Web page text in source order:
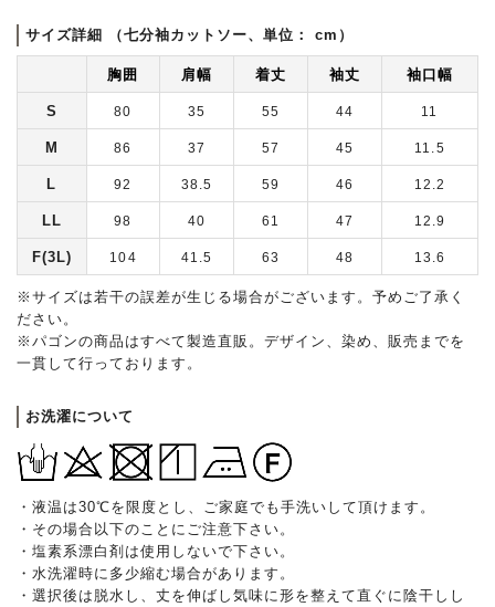
サイズ詳細 （七分袖カットソー、単位： cm）
胸囲 肩幅 着丈 袖丈 袖口幅
S 80 35 55 44 11
M 86 37 57 45 11.5
L 92 38.5 59 46 12.2
LL 98 40 61 47 12.9
F(3L) 104 41.5 63 48 13.6
※サイズは若干の誤差が生じる場合がございます。予めご了承く
ださい。
※パゴンの商品はすべて製造直販。デザイン、染め、販売までを
一貫して行っております。
お洗濯について
・液温は30℃を限度とし、ご家庭でも手洗いして頂けます。
・その場合以下のことにご注意下さい。
・塩素系漂白剤は使用しないで下さい。
・水洗濯時に多少縮む場合があります。
・選択後は脱水し、丈を伸ばし気味に形を整えて直ぐに陰干しし